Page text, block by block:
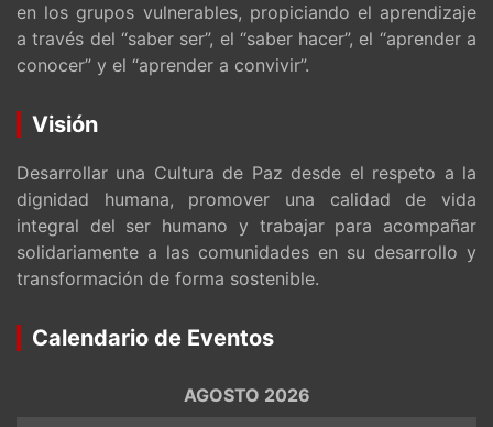
en los grupos vulnerables, propiciando el aprendizaje
a través del “saber ser”, el “saber hacer”, el “aprender a
conocer” y el “aprender a convivir”.
Visión
Desarrollar una Cultura de Paz desde el respeto a la
dignidad humana, promover una calidad de vida
integral del ser humano y trabajar para acompañar
solidariamente a las comunidades en su desarrollo y
transformación de forma sostenible.
Calendario de Eventos
AGOSTO 2026